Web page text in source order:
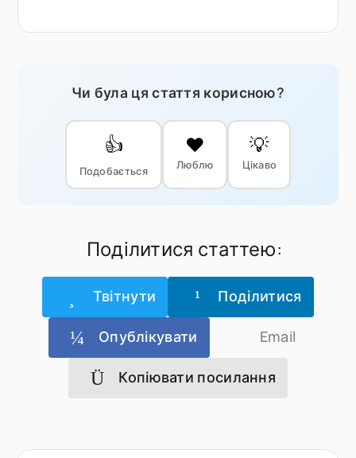
Чи була ця стаття корисною?
👍
Подобається
❤️
Люблю
💡
Цікаво
Поділитися статтею:
Твітнути Поділитися
Опублікувати Email
Копіювати посилання